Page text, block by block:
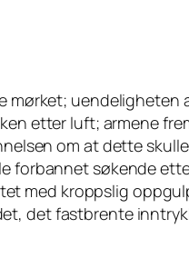
uendeligheten
etter luft; armene
om at dette
forbannet søkende
med kroppslig
det fastbrente